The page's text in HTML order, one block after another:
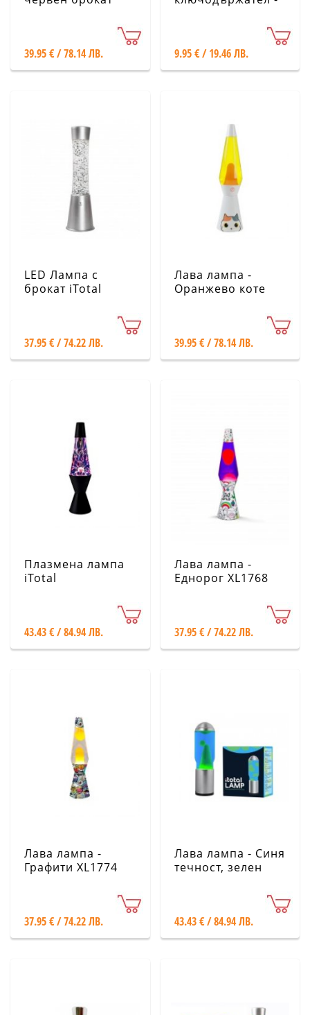
39.95 € / 78.14 ЛВ. 9.95 € / 19.46 ЛВ.
LED Лампа с
брокат iTotal
37.95 € / 74.22 ЛВ.
Лава лампа -
Оранжево коте
39.95 € / 78.14 ЛВ.
Плазмена лампа
iTotal
43.43 € / 84.94 ЛВ.
Лава лампа -
Еднорог XL1768
37.95 € / 74.22 ЛВ.
Лава лампа -
Графити XL1774
37.95 € / 74.22 ЛВ.
Лава лампа - Синя
течност, зелен
43.43 € / 84.94 ЛВ.